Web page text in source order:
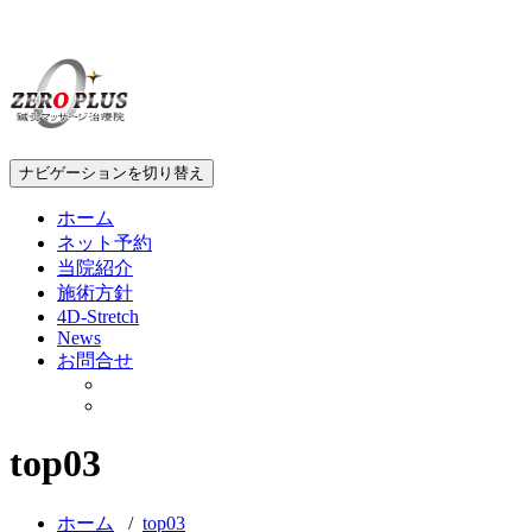
ナビゲーションを切り替え
ホーム
ネット予約
当院紹介
施術方針
4D-Stretch
News
お問合せ
top03
ホーム / top03